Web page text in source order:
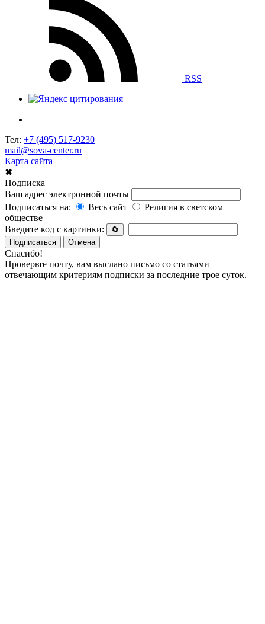
RSS
Тел: +7 (495) 517-9230
mail@sova-center.ru
Карта сайта
✖
Подписка
Ваш адрес электронной почты
Подписаться на:
Весь сайт
Религия в светском
обществе
Введите код с картинки:
🔄
Подписаться
Отмена
Спасибо!
Проверьте почту, вам выслано письмо со статьями
отвечающим критериям подписки за последние трое суток.